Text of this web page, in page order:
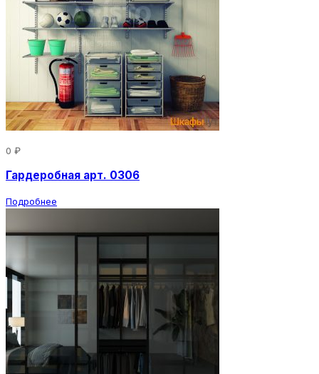
0 ₽
Гардеробная арт. 0306
Подробнее